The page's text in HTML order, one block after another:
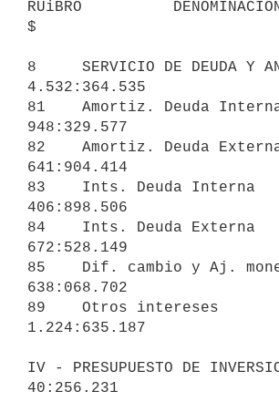
RUiBRO          DENOMINACION
$
8     SERVICIO DE DEUDA Y
4.532:364.535
81    Amortiz. Deuda
948:329.577
82    Amortiz. Deuda
641:904.414
83    Ints. Deuda Interna
406:898.506
84    Ints. Deuda Externa
672:528.149
85    Dif. cambio y Aj.
638:068.702
89    Otros intereses
1.224:635.187
IV - PRESUPUESTO DE
40:256.231